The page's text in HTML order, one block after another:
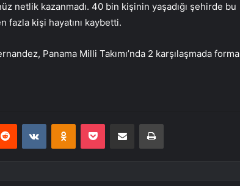
netlik kazanmadı. 40 bin kişinin yaşadığı şehirde bu
fazla kişi hayatını kaybetti.
Panama Milli Takımı’nda 2 karşılaşmada forma
Reddit VKontakteOdnoklassniki
Pocket E-Posta ile paylaş Yazdır